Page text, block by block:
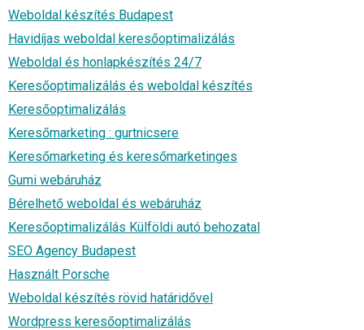
Weboldal készítés Budapest
Havidíjas weboldal keresőoptimalizálás
Weboldal és honlapkészítés 24/7
Keresőoptimalizálás és weboldal készítés
Keresőoptimalizálás
Keresőmarketing : gurtnicsere
Keresőmarketing és keresőmarketinges
Gumi webáruház
Bérelhető weboldal és webáruház
Keresőoptimalizálás Külföldi autó behozatal
SEO Agency Budapest
Használt Porsche
Weboldal készítés rövid határidővel
Wordpress keresőoptimalizálás